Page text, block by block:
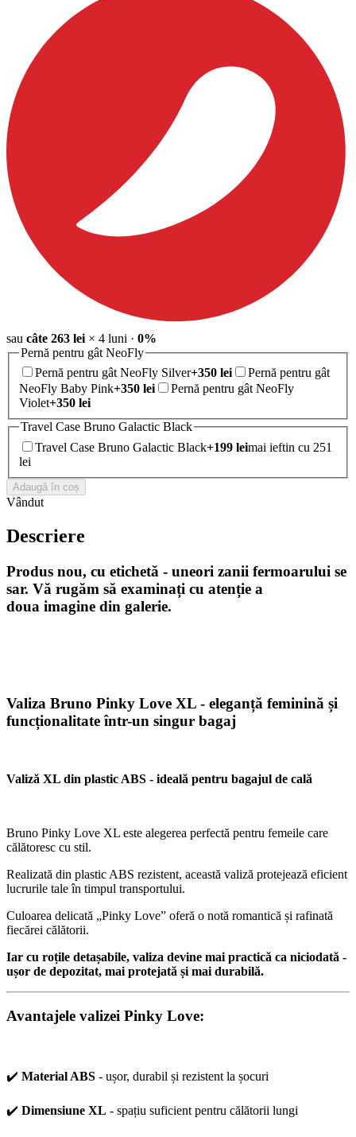
sau câte 263 lei × 4 luni · 0%
Pernă pentru gât NeoFly
Pernă pentru gât NeoFly Silver+350 lei
Pernă pentru gât
NeoFly Baby Pink+350 lei
Pernă pentru gât NeoFly
Violet+350 lei
Travel Case Bruno Galactic Black
Travel Case Bruno Galactic Black+199 leimai ieftin cu 251
lei
Adaugă în coș
Vândut
Descriere
Produs nou, cu etichetă - uneori zanii fermoarului se
sar. Vă rugăm să examinați cu atenție a
doua imagine din galerie.
Valiza Bruno Pinky Love XL - eleganță feminină și
funcționalitate într-un singur bagaj
Valiză XL din plastic ABS - ideală pentru bagajul de cală
Bruno Pinky Love XL este alegerea perfectă pentru femeile care
călătoresc cu stil.
Realizată din plastic ABS rezistent, această valiză protejează eficient
lucrurile tale în timpul transportului.
Culoarea delicată „Pinky Love” oferă o notă romantică și rafinată
fiecărei călătorii.
Iar cu roțile detașabile, valiza devine mai practică ca niciodată -
ușor de depozitat, mai protejată și mai durabilă.
Avantajele valizei Pinky Love:
✔️ Material ABS - ușor, durabil și rezistent la șocuri
✔️ Dimensiune XL - spațiu suficient pentru călătorii lungi